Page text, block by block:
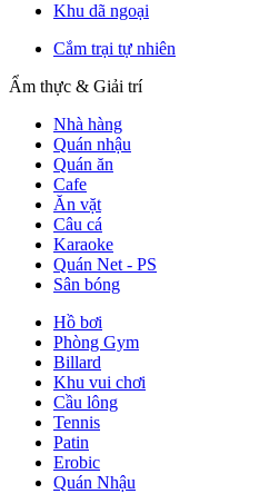
Khu dã ngoại
Cắm trại tự nhiên
Ẩm thực & Giải trí
Nhà hàng
Quán nhậu
Quán ăn
Cafe
Ăn vặt
Câu cá
Karaoke
Quán Net - PS
Sân bóng
Hồ bơi
Phòng Gym
Billard
Khu vui chơi
Cầu lông
Tennis
Patin
Erobic
Quán Nhậu